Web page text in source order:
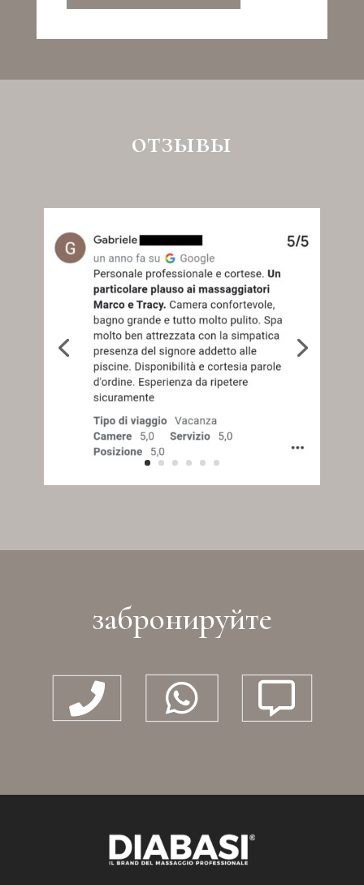
отзывы
забронируйте
  